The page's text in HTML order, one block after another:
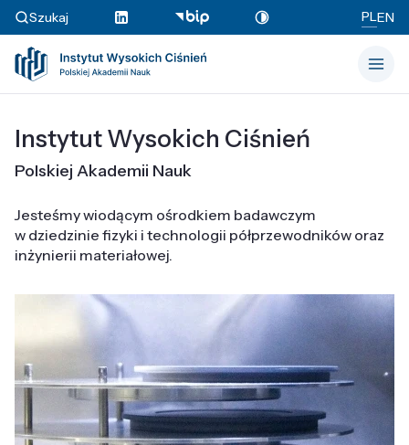
Szukaj PLEN
Instytut Wysokich Ciśnień
Polskiej Akademii Nauk
Jesteśmy wiodącym ośrodkiem badawczym
w dziedzinie fizyki i technologii półprzewodników oraz
inżynierii materiałowej.